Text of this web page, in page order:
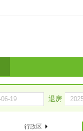
退房
行政区